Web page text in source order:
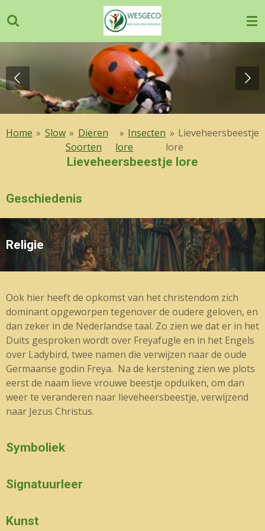
direct
naar
hoofdinhoud
Home » Slow » Dieren
Soorten
» Insecten
lore
» Lieveheersbeestje
lore
Lieveheersbeestje lore
Geschiedenis
Religie
Ook hier heeft de opkomst van het christendom zich
dominant opgeworpen tegenover de oudere geloven, en
dan zeker in de Nederlandse taal. Zo zien we dat er in het
Duits gesproken wordt over Freyafugle en in het Engels
over Ladybird, twee namen die verwijzen naar de oude
Germaanse godin Freya. Na de kerstening zien we plots
eerst de naam lieve vrouwe beestje opduiken, om dan
weer te veranderen naar lieveheersbeestje, verwijzend
naar Jezus Christus.
Symboliek
Signatuurleer
Kunst